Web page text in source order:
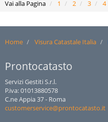
Vai alla Pagina 1 2 3 4
Home Visura Catastale Italia
Prontocatasto
Servizi Gestiti S.r.l.
P.iva: 01013880578
C.ne Appia 37 - Roma
customerservice@prontocatasto.it